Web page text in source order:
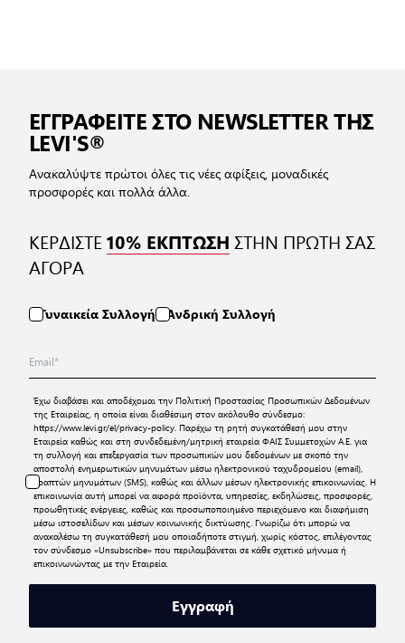
ΕΓΓΡΑΦΕΙΤΕ ΣΤΟ NEWSLETTER ΤΗΣ
LEVI'S®
Ανακαλύψτε πρώτοι όλες τις νέες αφίξεις, μοναδικές
προσφορές και πολλά άλλα.
ΚΕΡΔΙΣΤΕ10% ΕΚΠΤΩΣΗ ΣΤΗΝ ΠΡΩΤΗ ΣΑΣ
ΑΓΟΡΑ
Γυναικεία Συλλογή Ανδρική Συλλογή
Έχω διαβάσει και αποδέχομαι την Πολιτική Προστασίας Προσωπικών Δεδομένων
της Εταιρείας, η οποία είναι διαθέσιμη στον ακόλουθο σύνδεσμο:
https://www.levi.gr/el/privacy-policy. Παρέχω τη ρητή συγκατάθεσή μου στην
Εταιρεία καθώς και στη συνδεδεμένη/μητρική εταιρεία ΦΑΙΣ Συμμετοχών Α.Ε. για
τη συλλογή και επεξεργασία των προσωπικών μου δεδομένων με σκοπό την
αποστολή ενημερωτικών μηνυμάτων μέσω ηλεκτρονικού ταχυδρομείου (email),
γραπτών μηνυμάτων (SMS), καθώς και άλλων μέσων ηλεκτρονικής επικοινωνίας. Η
επικοινωνία αυτή μπορεί να αφορά προϊόντα, υπηρεσίες, εκδηλώσεις, προσφορές,
προωθητικές ενέργειες, καθώς και προσωποποιημένο περιεχόμενο και διαφήμιση
μέσω ιστοσελίδων και μέσων κοινωνικής δικτύωσης. Γνωρίζω ότι μπορώ να
ανακαλέσω τη συγκατάθεσή μου οποιαδήποτε στιγμή, χωρίς κόστος, επιλέγοντας
τον σύνδεσμο «Unsubscribe» που περιλαμβάνεται σε κάθε σχετικό μήνυμα ή
επικοινωνώντας με την Εταιρεία.
Εγγραφή